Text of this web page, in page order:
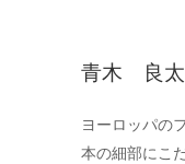
青木 良太
ヨーロッパの
本の細部にこ